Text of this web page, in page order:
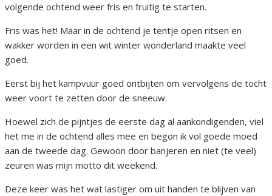
volgende ochtend weer fris en fruitig te starten.
Fris was het! Maar in de ochtend je tentje open ritsen en
wakker worden in een wit winter wonderland maakte veel
goed.
Eerst bij het kampvuur goed ontbijten om vervolgens de tocht
weer voort te zetten door de sneeuw.
Hoewel zich de pijntjes de eerste dag al aankondigenden, viel
het me in de ochtend alles mee en begon ik vol goede moed
aan de tweede dag. Gewoon door banjeren en niet (te veel)
zeuren was mijn motto dit weekend.
Deze keer was het wat lastiger om uit handen te blijven van